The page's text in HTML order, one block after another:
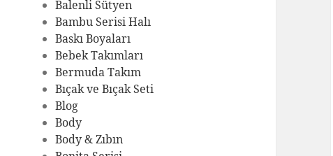
Balenli Sütyen
Bambu Serisi Halı
Baskı Boyaları
Bebek Takımları
Bermuda Takım
Bıçak ve Bıçak Seti
Blog
Body
Body & Zıbın